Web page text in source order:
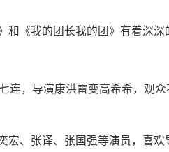
和《我的团长我的团》有着深
宏、张译、张国强等演员，喜